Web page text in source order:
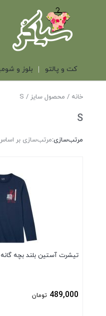
کت و پالتو بلوز و
خانه / محصول سایز / S
S
مرتب‌سازی:مرتب‌سازی بر
تیشرت آستین بلند بچه
489,000 تومان